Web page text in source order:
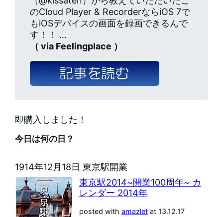
のCloud Player & RecorderならiOS 7で
もiOSデバイスの画面を録画できるんで
す！！ …
（ via Feelingplace ）
即購入しました！
今日は何の日？
1914年12月18日 東京駅開業
東京駅2014~開業100周年~ カ
レンダー 2014年
posted with amazletat 13.12.17